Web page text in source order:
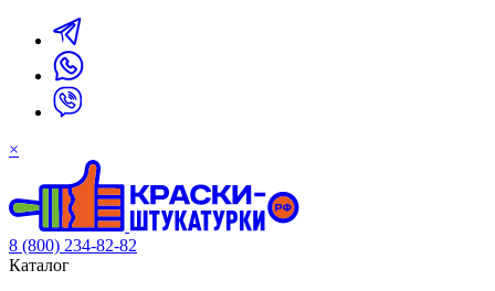
×
8 (800) 234-82-82
Каталог